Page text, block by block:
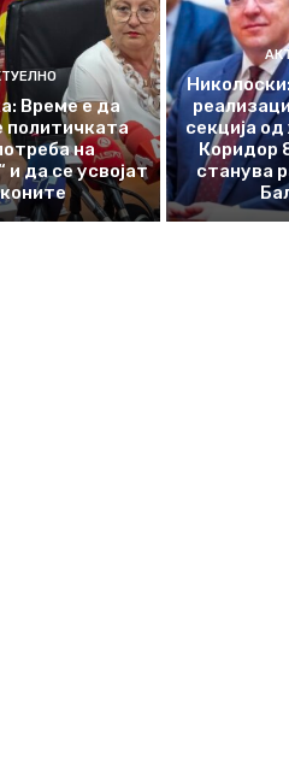
Време е да
политичката
на
и да се усвојат
секција
Коридор
станува